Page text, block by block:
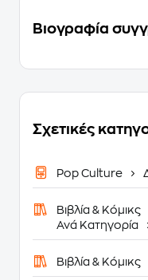
Βιογραφία
Σχετικές
Pop Culture
Βιβλία & Κόμικς
Ανά Κατηγορία
Βιβλία & Κόμικς